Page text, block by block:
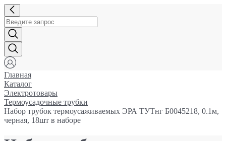
Главная
Каталог
Электротовары
Термоусадочные трубки
Набор трубок термоусаживаемых ЭРА ТУТнг Б0045218, 0.1м,
черная, 18шт в наборе